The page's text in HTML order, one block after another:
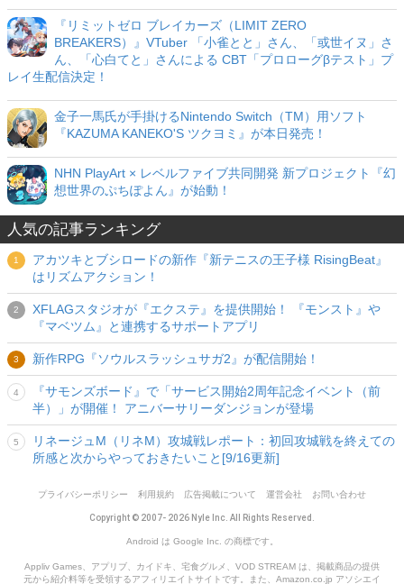
『リミットゼロ ブレイカーズ（LIMIT ZERO
BREAKERS）』VTuber 「小雀とと」さん、「或世イヌ」さ
ん、「心白てと」さんによる CBT「プロローグβテスト」プ
レイ生配信決定！
金子一馬氏が手掛けるNintendo Switch（TM）用ソフト
『KAZUMA KANEKO'S ツクヨミ』が本日発売！
NHN PlayArt × レベルファイブ共同開発 新プロジェクト『幻
想世界のぷちぽよん』が始動！
人気の記事ランキング
アカツキとブシロードの新作『新テニスの王子様 RisingBeat』
はリズムアクション！
XFLAGスタジオが『エクステ』を提供開始！ 『モンスト』や
『マベツム』と連携するサポートアプリ
新作RPG『ソウルスラッシュサガ2』が配信開始！
『サモンズボード』で「サービス開始2周年記念イベント（前
半）」が開催！ アニバーサリーダンジョンが登場
リネージュM（リネM）攻城戦レポート：初回攻城戦を終えての
所感と次からやっておきたいこと[9/16更新]
プライバシーポリシー 利用規約 広告掲載について 運営会社 お問い合わせ
Copyright © 2007- 2026 Nyle Inc. All Rights Reserved.
Android は Google Inc. の商標です。
Appliv Games、アプリブ、カイドキ、宅食グルメ、VOD STREAM は、掲載商品の提供
元から紹介料等を受領するアフィリエイトサイトです。また、Amazon.co.jp アソシエイ